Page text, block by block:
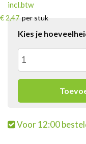
incl.btw
€ 2,47 per stuk
Kies je
Pringles
Paprika
40gr)
Voor 12:00